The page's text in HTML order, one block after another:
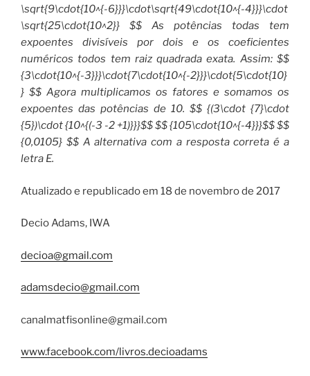
\sqrt{9\cdot{10^{-6}}}\cdot\sqrt{49\cdot{10^{-4}}}\cdot
\sqrt{25\cdot{10^2}} $$ As potências todas tem
expoentes divisíveis por dois e os coeficientes
numéricos todos tem raiz quadrada exata. Assim: $$
{3\cdot{10^{-3}}}\cdot{7\cdot{10^{-2}}}\cdot{5\cdot{10}
} $$ Agora multiplicamos os fatores e somamos os
expoentes das potências de 10. $$ {(3\cdot {7}\cdot
{5})\cdot {10^{(-3 -2 +1)}}}$$ $$ {105\cdot{10^{-4}}}$$ $$
{0,0105} $$ A alternativa com a resposta correta é a
letra E.
Atualizado e republicado em 18 de novembro de 2017
Decio Adams, IWA
decioa@gmail.com
adamsdecio@gmail.com
canalmatfisonline@gmail.com
www.facebook.com/livros.decioadams